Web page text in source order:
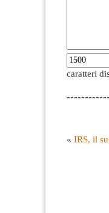
caratteri
« IRS, il